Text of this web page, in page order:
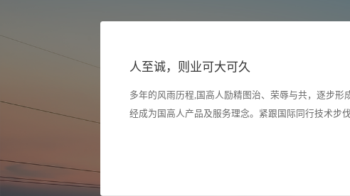
人至诚，则业可大可久
多年的风雨历程,国高人励精图治、荣辱与共，逐步
经成为国高人产品及服务理念。紧跟国际同行技术步